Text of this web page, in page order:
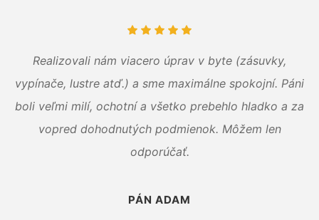
Realizovali nám viacero úprav v byte (zásuvky,
vypínače, lustre atď.) a sme maximálne spokojní. Páni
boli veľmi milí, ochotní a všetko prebehlo hladko a za
vopred dohodnutých podmienok. Môžem len
odporúčať.
PÁN ADAM